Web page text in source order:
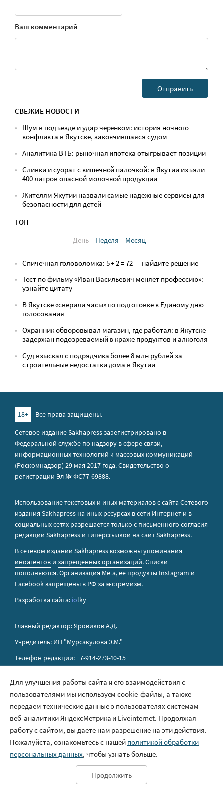
Ваш комментарий
СВЕЖИЕ НОВОСТИ
Шум в подъезде и удар черенком: история ночного
конфликта в Якутске, закончившаяся судом
Аналитика ВТБ: рыночная ипотека отыгрывает позиции
Сливки и суорат с кишечной палочкой: в Якутии изъяли
400 литров опасной молочной продукции
Жителям Якутии назвали самые надежные сервисы для
безопасности для детей
ТОП
День
Неделя Месяц
Спичечная головоломка: 5 + 2 = 72 — найдите решение
Тест по фильму «Иван Васильевич меняет профессию»:
узнайте цитату
В Якутске «сверили часы» по подготовке к Единому дню
голосования
Охранник обворовывал магазин, где работал: в Якутске
задержан подозреваемый в краже продуктов и алкоголя
Суд взыскал с подрядчика более 8 млн рублей за
строительные недостатки дома в Якутии
18+
Все права защищены.
Сетевое издание Sakhapress зарегистрировано в
Федеральной службе по надзору в сфере связи,
информационных технологий и массовых коммуникаций
(Роскомнадзор) 29 мая 2017 года. Свидетельство о
регистрации Эл № ФС77-69888.
Использование текстовых и иных материалов с сайта Сетевого
издания Sakhapress на иных ресурсах в сети Интернет и в
социальных сетях разрешается только с письменного согласия
редакции Sakhapress и гиперссылкой на сайт Sakhapress.
В сетевом издании Sakhapress возможны упоминания
иноагентов и запрещенных организаций. Списки
пополняются. Организация Metа, ее продукты Instagram и
Facebook запрещены в РФ за экстремизм.
Разработка сайта: iolky
Главный редактор: Яровиков А.Д.
Учредитель: ИП "Мурсакулова Э.М."
Телефон редакции: +7-914-273-40-15
Правила сайта
Политика обработки персональных данных
Размещение рекламы
Контакты
Для улучшения работы сайта и его взаимодействия с
пользователями мы используем cookie-файлы, а также
передаем технические данные о пользователях системам
веб-аналитики ЯндексМетрика и Liveinternet. Продолжая
работу с сайтом, вы даете нам разрешение на эти действия.
Пожалуйста, ознакомьтесь с нашей политикой обработки
персональных данных, чтобы узнать больше.
Продолжить